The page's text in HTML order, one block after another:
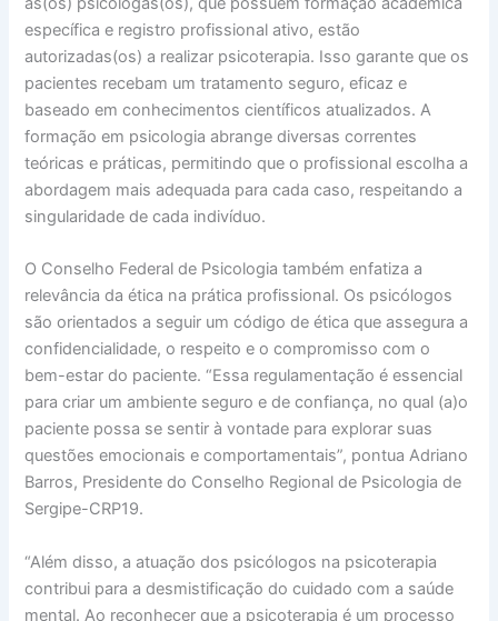
específica e registro profissional ativo, estão
autorizadas(os) a realizar psicoterapia. Isso garante que os
pacientes recebam um tratamento seguro, eficaz e
baseado em conhecimentos científicos atualizados. A
formação em psicologia abrange diversas correntes
teóricas e práticas, permitindo que o profissional escolha a
abordagem mais adequada para cada caso, respeitando a
singularidade de cada indivíduo.
O Conselho Federal de Psicologia também enfatiza a
relevância da ética na prática profissional. Os psicólogos
são orientados a seguir um código de ética que assegura a
confidencialidade, o respeito e o compromisso com o
bem-estar do paciente. “Essa regulamentação é essencial
para criar um ambiente seguro e de confiança, no qual (a)o
paciente possa se sentir à vontade para explorar suas
questões emocionais e comportamentais”, pontua Adriano
Barros, Presidente do Conselho Regional de Psicologia de
Sergipe-CRP19.
“Além disso, a atuação dos psicólogos na psicoterapia
contribui para a desmistificação do cuidado com a saúde
mental. Ao reconhecer que a psicoterapia é um processo